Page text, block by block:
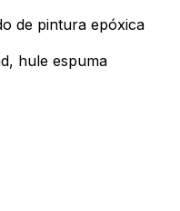
de pintura epóxica
hule espuma